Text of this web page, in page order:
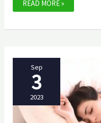
COMPLEMENTOS
CON
YODO
READ MORE »
Sep
3
2023